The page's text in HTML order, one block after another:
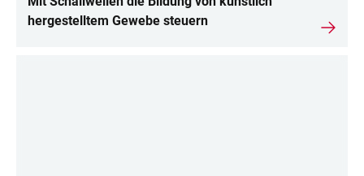
hergestelltem Gewebe steuern